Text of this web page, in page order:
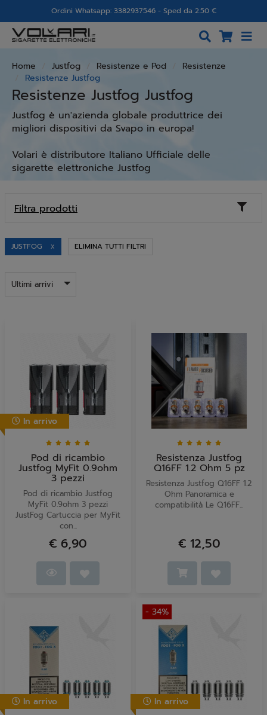
Ordini Whatsapp: 3382937546 - Sped da 2.50 €
Home Justfog Resistenze e Pod
Resistenze
Resistenze Justfog
Resistenze Justfog Justfog
Justfog è un'azienda globale produttrice dei
migliori dispositivi da Svapo in europa!
Volari è distributore Italiano Ufficiale delle
sigarette elettroniche Justfog
Filtra prodotti
JUSTFOG X ELIMINA TUTTI FILTRI
Ultimi arrivi
In arrivo
Pod di ricambio
Justfog MyFit 0.9ohm
3 pezzi
Pod di ricambio Justfog
MyFit 0.9ohm 3 pezzi
JustFog Cartuccia per MyFit
con...
€ 6,90
Resistenza Justfog
Q16FF 1.2 Ohm 5 pz
Resistenza Justfog Q16FF 1.2
Ohm Panoramica e
compatibilità Le Q16FF...
€ 12,50
In arrivo
- 34%
In arrivo